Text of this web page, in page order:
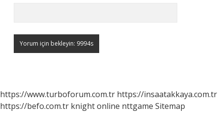
https://www.turboforum.com.tr https://insaatakkaya.com.tr
https://befo.com.tr knight online nttgame Sitemap